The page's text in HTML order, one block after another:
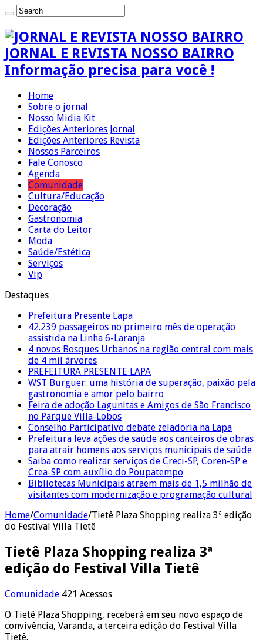
JORNAL E REVISTA NOSSO BAIRRO
Informação precisa para você !
Home
Sobre o jornal
Nosso Midia Kit
Edições Anteriores Jornal
Edições Anteriores Revista
Nossos Parceiros
Fale Conosco
Agenda
Comunidade
Cultura/Educação
Decoração
Gastronomia
Carta do Leitor
Moda
Saúde/Estética
Serviços
Vip
Destaques
Prefeitura Presente Lapa
42.239 passageiros no primeiro mês de operação
assistida na Linha 6-Laranja
4 novos Bosques Urbanos na região central com mais
de 4 mil árvores
PREFEITURA PRESENTE LAPA
WST Burguer: uma história de superação, paixão pela
gastronomia e amor pelo bairro
Feira de adoção Lagunitas e Amigos de São Francisco
no Parque Villa-Lobos
Conselho Participativo debate zeladoria na Lapa
Prefeitura leva ações de saúde aos canteiros de obras
para atrair homens aos serviços municipais de saúde
Saiba como realizar serviços de Creci-SP, Coren-SP e
Crea-SP com auxílio do Poupatempo
Bibliotecas Municipais atraem mais de 1,5 milhão de
visitantes com modernização e programação cultural
Home/Comunidade/Tietê Plaza Shopping realiza 3ª edição
do Festival Villa Tietê
Tietê Plaza Shopping realiza 3ª
edição do Festival Villa Tietê
Comunidade 421 Acessos
O Tietê Plaza Shopping, receberá em seu novo espaço de
convivência, Varanda, a terceira edição do Festival Villa
Tietê.